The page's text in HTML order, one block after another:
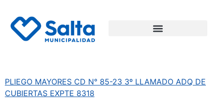
PLIEGO MAYORES CD N° 85-23 3º LLAMADO ADQ DE
CUBIERTAS EXPTE 8318